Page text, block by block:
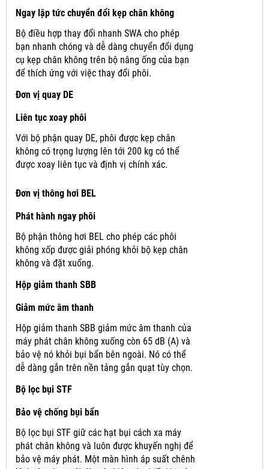
Ngay lập tức chuyển đổi kẹp chân không
Bộ điều hợp thay đổi nhanh SWA cho phép
bạn nhanh chóng và dễ dàng chuyển đổi dụng
cụ kẹp chân không trên bộ nâng ống của bạn
để thích ứng với việc thay đổi phôi.
Đơn vị quay DE
Liên tục xoay phôi
Với bộ phận quay DE, phôi được kẹp chân
không có trọng lượng lên tới 200 kg có thể
được xoay liên tục và định vị chính xác.
Đơn vị thông hơi BEL
Phát hành ngay phôi
Bộ phận thông hơi BEL cho phép các phôi
không xốp được giải phóng khỏi bộ kẹp chân
không và đặt xuống.
Hộp giảm thanh SBB
Giảm mức âm thanh
Hộp giảm thanh SBB giảm mức âm thanh của
máy phát chân không xuống còn 65 dB (A) và
bảo vệ nó khỏi bụi bẩn bên ngoài. Nó có thể
dễ dàng gắn trên nền tảng gắn quạt tùy chọn.
Bộ lọc bụi STF
Bảo vệ chống bụi bẩn
Bộ lọc bụi STF giữ các hạt bụi cách xa máy
phát chân không và luôn được khuyến nghị để
bảo vệ máy phát. Một màn hình áp suất chênh